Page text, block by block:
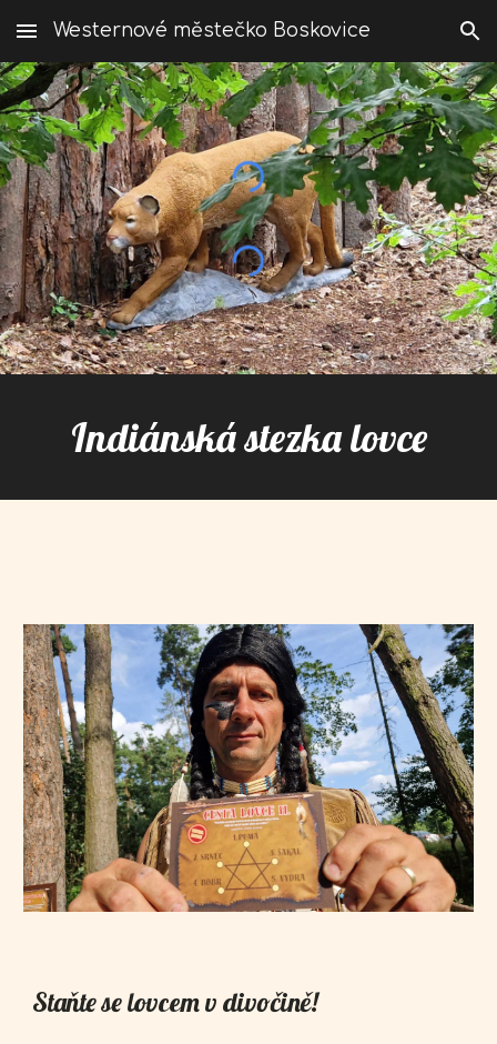
Skip to main content Skip to navigation
Westernové městečko Boskovice
Indiánská stezka lovce
Staňte se lovcem v divočině!